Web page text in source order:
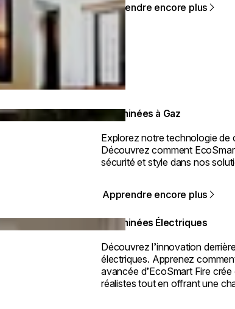
Apprendre encore plus
Cheminées à Gaz
Explorez notre technologie de
Découvrez comment
sécurité et style dans nos
Apprendre encore plus
Cheminées Électriques
Découvrez l’innovation
électriques. Apprenez
avancée d’EcoSmart Fire
réalistes tout en offrant une